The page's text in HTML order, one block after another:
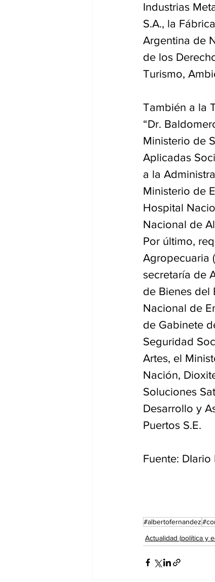
Industrias
S.A., la
Argentina de
de los
Turismo,
También a la
“Dr.
Ministerio de
Aplicadas
a la
Ministerio de
Hospital
Nacional de
Por último,
Agropecuaria
secretaría de
de Bienes del
Nacional de
de Gabinete
Seguridad
Artes, el
Nación,
Soluciones
Desarrollo y
Puertos S.E.
Fuente: DIario
#albertofernandez
Actualidad (política y